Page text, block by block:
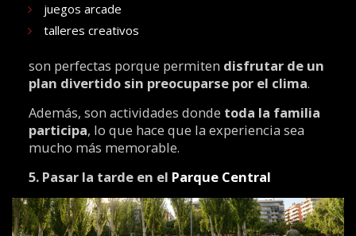
juegos arcade
talleres creativos
son perfectas porque permiten disfrutar de un
plan divertido sin preocuparse por el clima.
Además, son actividades donde toda la familia
participa, lo que hace que la experiencia sea
mucho más memorable.
5. Pasar la tarde en el Parque Central